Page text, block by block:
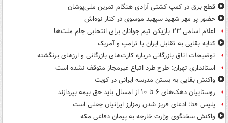
قطع برق در کمپ کشتی آزادی هنگام تمرین ملی‌پوشان
حضور پر مهر شهید سپهبد موسوی در کنار نوه‌اش
اعلام اسامی ۲۳ بازیکن تیم جوانان برای انتخابی جام ملت‌ها
کنایه بقایی به تقابل ایران با ترامپ و آمریک
توضیحات اتاق بازرگانی درباره کارت‌های بازرگانی و ارزهای برنگشته
استانداری تهران: طرح طرد اتباع غیرمجاز متوقف نشده است
واکنش بقایی به بستن مدرسه ایرانی در کویت
روستاییان دهک‌های ۶ تا ۱۰ از امسال باید حق بیمه بپردازند
پلیس فتا: ادعای فریز شدن رمزارز ایرانیان جعلی است
واکنش سخنگوی وزارت خارجه به پیمان دفاعی مکه